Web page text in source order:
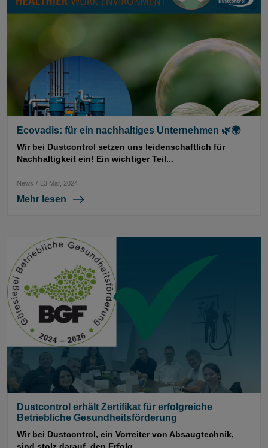
Ecovadis: für ein nachhaltiges Unternehmen 🌿🌍
Wir bei Dustcontrol setzen uns leidenschaftlich für
Nachhaltigkeit ein! Ein wichtiger Teil...
News / 13 Mar, 2024
Mehr lesen
Dustcontrol erhält Zertifikat für erfolgreiche
Betriebliche Gesundheitsförderung
Wir bei Dustcontrol, ein Vorreiter von Absaugtechnik,